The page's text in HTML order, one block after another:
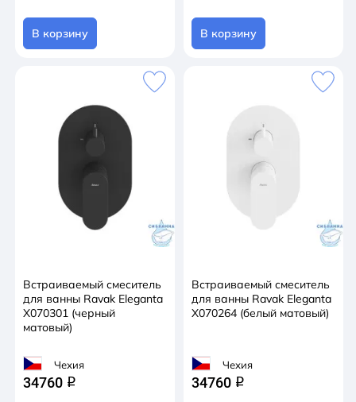
В корзину В корзину
Встраиваемый смеситель
для ванны Ravak Eleganta
X070301 (черный
матовый)
Чехия
34760 q
Встраиваемый смеситель
для ванны Ravak Eleganta
X070264 (белый матовый)
Чехия
34760 q